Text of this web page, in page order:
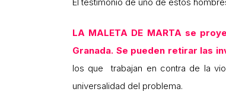
LA MALETA DE MARTA se
Granada. Se pueden retirar las
los que trabajan en contra de la
universalidad del problema.